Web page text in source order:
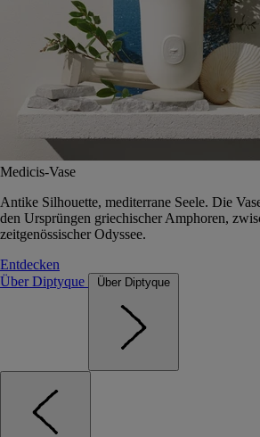
Medicis-Vase
Antike Silhouette, mediterrane Seele. Die
den Ursprüngen griechischer Amphoren,
zeitgenössischer Odyssee.
Entdecken
Über Diptyque
Über Diptyque